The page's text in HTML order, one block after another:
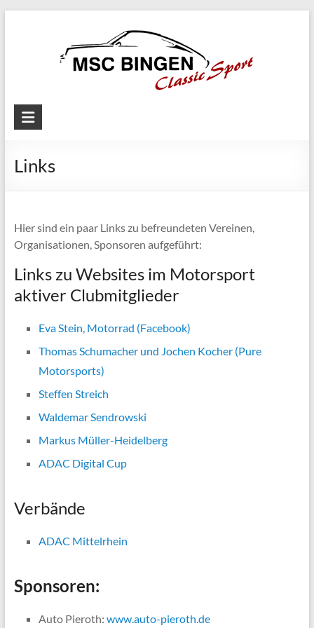
MSC
Classic
Links
Hier sind ein paar Links zu befreundeten Vereinen,
Organisationen, Sponsoren aufgeführt:
Links zu Websites im Motorsport
aktiver Clubmitglieder
Eva Stein, Motorrad (Facebook)
Thomas Schumacher und Jochen Kocher (Pure
Motorsports)
Steffen Streich
Waldemar Sendrowski
Markus Müller-Heidelberg
ADAC Digital Cup
Verbände
ADAC Mittelrhein
Sponsoren:
Auto Pieroth: www.auto-pieroth.de